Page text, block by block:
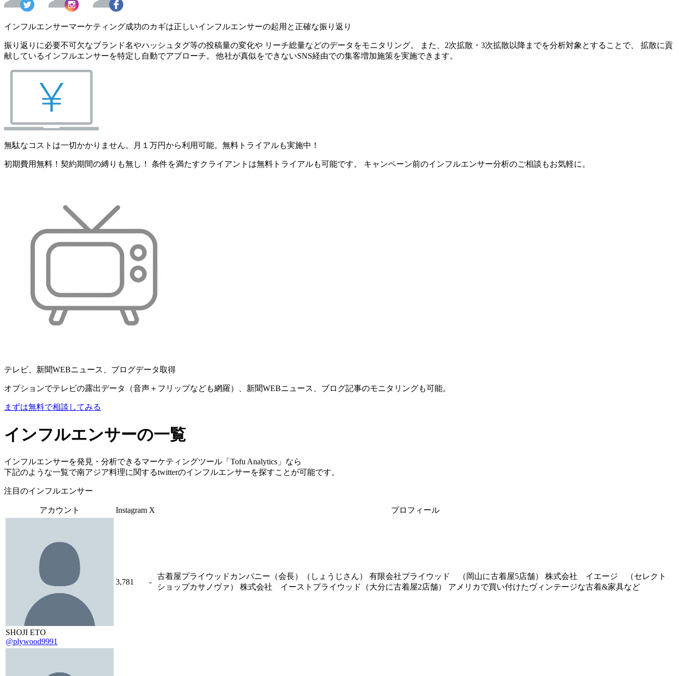
インフルエンサーマーケティング成功のカギは正しいインフルエンサーの起用と正確な振り返り
振り返りに必要不可欠なブランド名やハッシュタグ等の投稿量の変化や リーチ総量などのデータをモニタリング。 また、2次拡散・3次拡散以降までを分析対象とすることで、 拡散に貢
献しているインフルエンサーを特定し自動でアプローチ。 他社が真似をできないSNS経由での集客増加施策を実施できます。
無駄なコストは一切かかりません。月１万円から利用可能。無料トライアルも実施中！
初期費用無料！契約期間の縛りも無し！ 条件を満たすクライアントは無料トライアルも可能です。 キャンペーン前のインフルエンサー分析のご相談もお気軽に。
テレビ、新聞WEBニュース、ブログデータ取得
オプションでテレビの露出データ（音声＋フリップなども網羅）、新聞WEBニュース、ブログ記事のモニタリングも可能。
まずは無料で相談してみる
インフルエンサーの一覧
インフルエンサーを発見・分析できるマーケティングツール「Tofu Analytics」なら
下記のような一覧で南アジア料理に関するtwitterのインフルエンサーを探すことが可能です。
注目のインフルエンサー
アカウント Instagram X プロフィール
SHOJI ETO
@plywood9991
3,781 -
古着屋プライウッドカンパニー（会長）（しょうじさん） 有限会社プライウッド （岡山に古着屋5店舗） 株式会社 イエージ （セレクト
ショップカサノヴァ） 株式会社 イーストプライウッド（大分に古着屋2店舗） アメリカで買い付けたヴィンテージな古着&家具など